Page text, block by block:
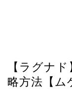
【ラグナ
略方法【ム